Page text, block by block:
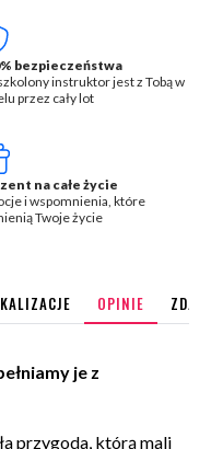
bezpieczeństwa
instruktor jest z Tobą w
przez cały lot
na całe życie
i wspomnienia, które
Twoje życie
OPINIE
je z
przygoda, którą mali